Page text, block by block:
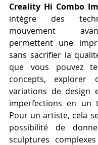
Creality Hi Combo
intègre des
mouvement
permettent une
sans sacrifier la
que vous pouvez
concepts, explorer
variations de design
imperfections en un
Pour un artiste, cela
possibilité de
sculptures